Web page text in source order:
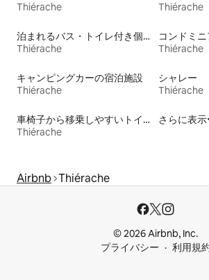
Thiérache
Thiérache
泊まれるバス・トイレ付き個室
Thiérache
コンドミ
Thiérache
キャンピングカーの宿泊施設
Thiérache
シャレー
Thiérache
車椅子から移乗しやすいトイレ付きの宿泊施設
Thiérache
さらに表示
Airbnb Thiérache
© 2026 Airbnb, Inc.
プライバシー
利用規